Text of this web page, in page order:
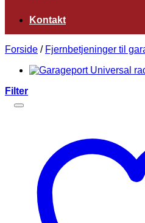
Kontakt
Forside / Fjernbetjeninger til
Filter